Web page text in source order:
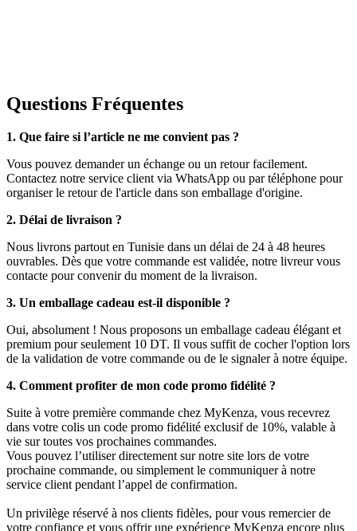
Questions Fréquentes
1. Que faire si l’article ne me convient pas ?
Vous pouvez demander un échange ou un retour facilement.
Contactez notre service client via WhatsApp ou par téléphone pour
organiser le retour de l'article dans son emballage d'origine.
2. Délai de livraison ?
Nous livrons partout en Tunisie dans un délai de 24 à 48 heures
ouvrables. Dès que votre commande est validée, notre livreur vous
contacte pour convenir du moment de la livraison.
3. Un emballage cadeau est-il disponible ?
Oui, absolument ! Nous proposons un emballage cadeau élégant et
premium pour seulement 10 DT. Il vous suffit de cocher l'option lors
de la validation de votre commande ou de le signaler à notre équipe.
4. Comment profiter de mon code promo fidélité ?
Suite à votre première commande chez MyKenza, vous recevrez
dans votre colis un code promo fidélité exclusif de 10%, valable à
vie sur toutes vos prochaines commandes.
Vous pouvez l’utiliser directement sur notre site lors de votre
prochaine commande, ou simplement le communiquer à notre
service client pendant l’appel de confirmation.
Un privilège réservé à nos clients fidèles, pour vous remercier de
votre confiance et vous offrir une expérience MyKenza encore plus